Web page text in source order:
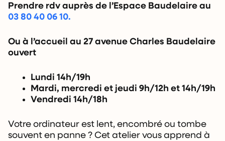
Prendre rdv auprès de l’Espace Baudelaire au
03 80 40 06 10.
Ou à l’accueil au 27 avenue Charles Baudelaire
ouvert
Lundi 14h/19h
Mardi, mercredi et jeudi 9h/12h et 14h/19h
Vendredi 14h/18h
Votre ordinateur est lent, encombré ou tombe
souvent en panne ? Cet atelier vous apprend à